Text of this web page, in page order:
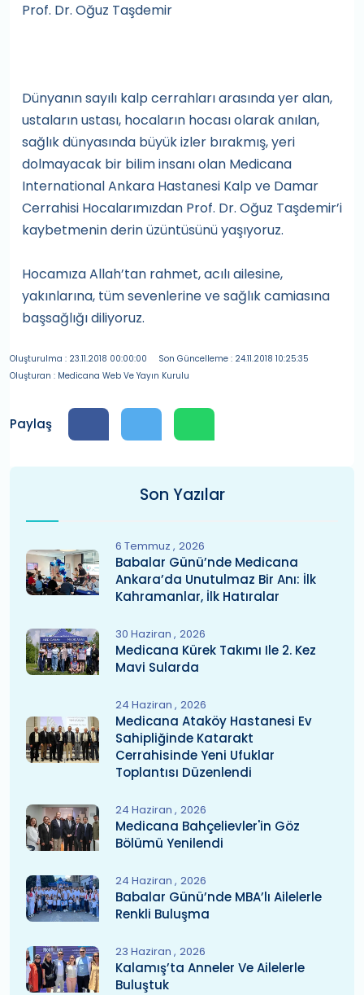
Prof. Dr. Oğuz Taşdemir
Dünyanın sayılı kalp cerrahları arasında yer alan,
ustaların ustası, hocaların hocası olarak anılan,
sağlık dünyasında büyük izler bırakmış, yeri
dolmayacak bir bilim insanı olan Medicana
International Ankara Hastanesi Kalp ve Damar
Cerrahisi Hocalarımızdan Prof. Dr. Oğuz Taşdemir’i
kaybetmenin derin üzüntüsünü yaşıyoruz.
Hocamıza Allah’tan rahmet, acılı ailesine,
yakınlarına, tüm sevenlerine ve sağlık camiasına
başsağlığı diliyoruz.
Oluşturulma : 23.11.2018 00:00:00
Son Güncelleme : 24.11.2018 10:25:35
Oluşturan : Medicana Web Ve Yayın Kurulu
Paylaş
Son Yazılar
6 Temmuz 2026
Babalar Günü’nde Medicana
Ankara’da Unutulmaz Bir Anı: İlk
Kahramanlar, İlk Hatıralar
30 Haziran 2026
Medicana Kürek Takımı Ile 2. Kez
Mavi Sularda
24 Haziran 2026
Medicana Ataköy Hastanesi Ev
Sahipliğinde Katarakt
Cerrahisinde Yeni Ufuklar
Toplantısı Düzenlendi
24 Haziran 2026
Medicana Bahçelievler'in Göz
Bölümü Yenilendi
24 Haziran 2026
Babalar Günü’nde MBA’lı Ailelerle
Renkli Buluşma
23 Haziran 2026
Kalamış’ta Anneler Ve Ailelerle
Buluştuk